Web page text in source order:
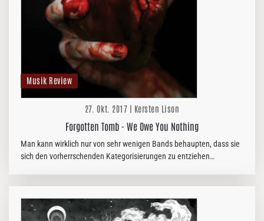
Musik Review
27. Okt. 2017 | Kersten Lison
Forgotten Tomb - We Owe You Nothing
Man kann wirklich nur von sehr wenigen Bands behaupten, dass sie
sich den vorherrschenden Kategorisierungen zu entziehen